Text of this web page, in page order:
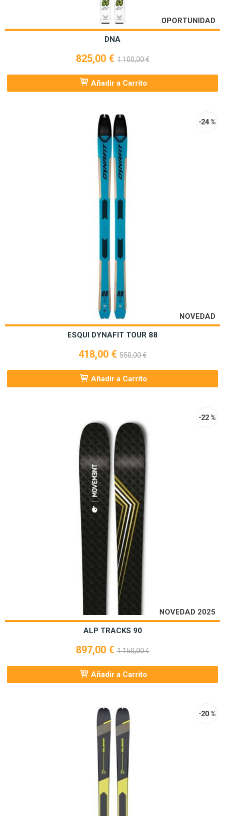
OPORTUNIDAD
DNA
825,00 €1.100,00 €
Añadir a Carrito
NOVEDAD
-24 %
ESQUI DYNAFIT TOUR 88
418,00 € 550,00 €
Añadir a Carrito
NOVEDAD 2025
-22 %
ALP TRACKS 90
897,00 €1.150,00 €
Añadir a Carrito
-20 %